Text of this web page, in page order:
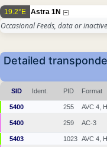
19.2°E Astra 1N
Occasional Feeds, data or
Detailed
SID Ident. PID Format
5400 255 AVC 4,
5400 259 AC-3
5403 1023 AVC 4,